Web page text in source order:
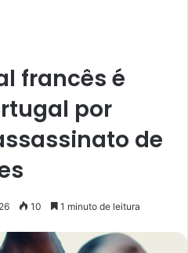
francês é
por
de
10 1 minuto de leitura